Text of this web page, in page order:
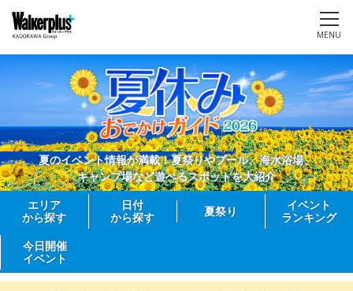
MENU
夏のイベント情報が満載！夏祭りやプール、海水浴場、
キャンプ場など遊べるスポットを大紹介
エリア
から探す
日付
から探す
夏祭り
イベント
ランキング
今日開催
イベント